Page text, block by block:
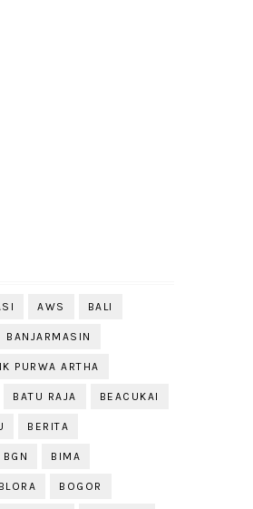
AWS BALI
BANJARMASIN
PURWA ARTHA
BATU RAJA BEACUKAI
BERITA
BGN BIMA
BLORA BOGOR